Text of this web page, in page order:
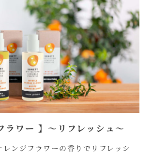
ラワー 】～リフレッシュ～
レンジフラワーの香りでリフレッシ